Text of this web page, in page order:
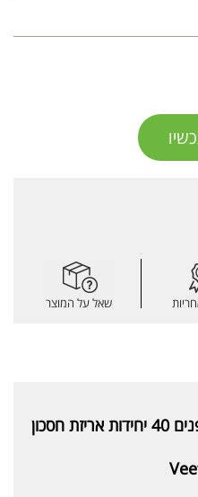
שאל על המוצר
ויט רצועות שעווה מוכנות לפנים 40 יחידות אריזת חסכון